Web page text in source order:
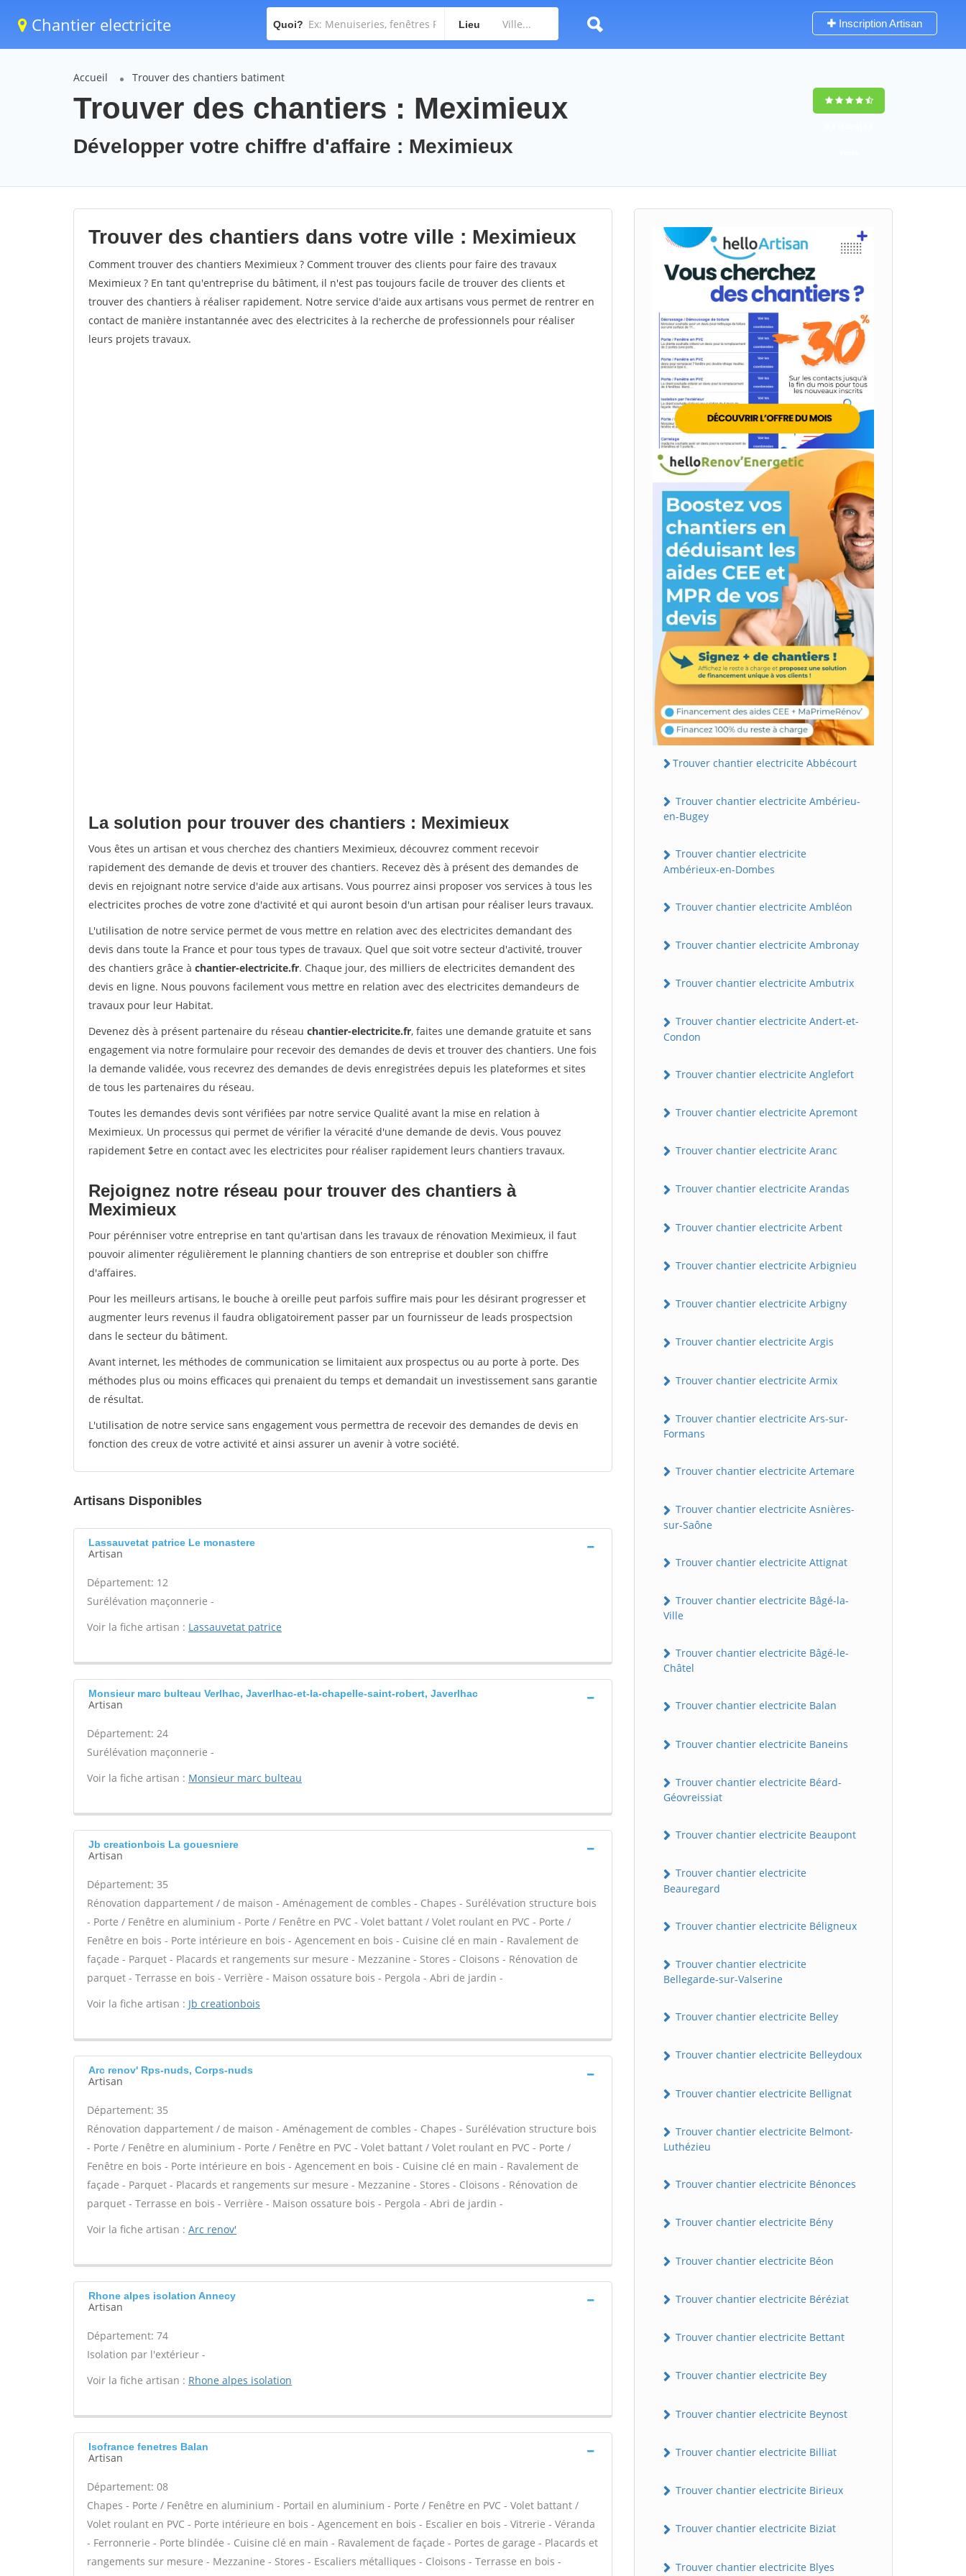
Chantier electricite Quoi? Lieu Inscription Artisan
Accueil Trouver des chantiers batiment
Trouver des chantiers : Meximieux
Développer votre chiffre d'affaire : Meximieux
Trouver des chantiers dans votre ville : Meximieux
Comment trouver des chantiers Meximieux ? Comment trouver des clients pour faire des travaux
Meximieux ? En tant qu'entreprise du bâtiment, il n'est pas toujours facile de trouver des clients et
trouver des chantiers à réaliser rapidement. Notre service d'aide aux artisans vous permet de rentrer en
contact de manière instantannée avec des electricites à la recherche de professionnels pour réaliser
leurs projets travaux.
La solution pour trouver des chantiers : Meximieux
Vous êtes un artisan et vous cherchez des chantiers Meximieux, découvrez comment recevoir
rapidement des demande de devis et trouver des chantiers. Recevez dès à présent des demandes de
devis en rejoignant notre service d'aide aux artisans. Vous pourrez ainsi proposer vos services à tous les
electricites proches de votre zone d'activité et qui auront besoin d'un artisan pour réaliser leurs travaux.
L'utilisation de notre service permet de vous mettre en relation avec des electricites demandant des
devis dans toute la France et pour tous types de travaux. Quel que soit votre secteur d'activité, trouver
des chantiers grâce à chantier-electricite.fr. Chaque jour, des milliers de electricites demandent des
devis en ligne. Nous pouvons facilement vous mettre en relation avec des electricites demandeurs de
travaux pour leur Habitat.
Devenez dès à présent partenaire du réseau chantier-electricite.fr, faites une demande gratuite et sans
engagement via notre formulaire pour recevoir des demandes de devis et trouver des chantiers. Une fois
la demande validée, vous recevrez des demandes de devis enregistrées depuis les plateformes et sites
de tous les partenaires du réseau.
Toutes les demandes devis sont vérifiées par notre service Qualité avant la mise en relation à
Meximieux. Un processus qui permet de vérifier la véracité d'une demande de devis. Vous pouvez
rapidement $etre en contact avec les electricites pour réaliser rapidement leurs chantiers travaux.
Rejoignez notre réseau pour trouver des chantiers à
Meximieux
Pour pérénniser votre entreprise en tant qu'artisan dans les travaux de rénovation Meximieux, il faut
pouvoir alimenter régulièrement le planning chantiers de son entreprise et doubler son chiffre
d'affaires.
Pour les meilleurs artisans, le bouche à oreille peut parfois suffire mais pour les désirant progresser et
augmenter leurs revenus il faudra obligatoirement passer par un fournisseur de leads prospectsion
dans le secteur du bâtiment.
Avant internet, les méthodes de communication se limitaient aux prospectus ou au porte à porte. Des
méthodes plus ou moins efficaces qui prenaient du temps et demandait un investissement sans garantie
de résultat.
L'utilisation de notre service sans engagement vous permettra de recevoir des demandes de devis en
fonction des creux de votre activité et ainsi assurer un avenir à votre société.
Artisans Disponibles
Lassauvetat patrice Le monastere
Artisan
Département: 12
Surélévation maçonnerie -
Voir la fiche artisan : Lassauvetat patrice
Monsieur marc bulteau Verlhac, Javerlhac-et-la-chapelle-saint-robert, Javerlhac
Artisan
Département: 24
Surélévation maçonnerie -
Voir la fiche artisan : Monsieur marc bulteau
Jb creationbois La gouesniere
Artisan
Département: 35
Rénovation dappartement / de maison - Aménagement de combles - Chapes - Surélévation structure bois
- Porte / Fenêtre en aluminium - Porte / Fenêtre en PVC - Volet battant / Volet roulant en PVC - Porte /
Fenêtre en bois - Porte intérieure en bois - Agencement en bois - Cuisine clé en main - Ravalement de
façade - Parquet - Placards et rangements sur mesure - Mezzanine - Stores - Cloisons - Rénovation de
parquet - Terrasse en bois - Verrière - Maison ossature bois - Pergola - Abri de jardin -
Voir la fiche artisan : Jb creationbois
Arc renov' Rps-nuds, Corps-nuds
Artisan
Département: 35
Rénovation dappartement / de maison - Aménagement de combles - Chapes - Surélévation structure bois
- Porte / Fenêtre en aluminium - Porte / Fenêtre en PVC - Volet battant / Volet roulant en PVC - Porte /
Fenêtre en bois - Porte intérieure en bois - Agencement en bois - Cuisine clé en main - Ravalement de
façade - Parquet - Placards et rangements sur mesure - Mezzanine - Stores - Cloisons - Rénovation de
parquet - Terrasse en bois - Verrière - Maison ossature bois - Pergola - Abri de jardin -
Voir la fiche artisan : Arc renov'
Rhone alpes isolation Annecy
Artisan
Département: 74
Isolation par l'extérieur -
Voir la fiche artisan : Rhone alpes isolation
Isofrance fenetres Balan
Artisan
Département: 08
Chapes - Porte / Fenêtre en aluminium - Portail en aluminium - Porte / Fenêtre en PVC - Volet battant /
Volet roulant en PVC - Porte intérieure en bois - Agencement en bois - Escalier en bois - Vitrerie - Véranda
- Ferronnerie - Porte blindée - Cuisine clé en main - Ravalement de façade - Portes de garage - Placards et
rangements sur mesure - Mezzanine - Stores - Escaliers métalliques - Cloisons - Terrasse en bois -
Trouver chantier electricite Abbécourt
Trouver chantier electricite Ambérieu-
en-Bugey
Trouver chantier electricite
Ambérieux-en-Dombes
Trouver chantier electricite Ambléon
Trouver chantier electricite Ambronay
Trouver chantier electricite Ambutrix
Trouver chantier electricite Andert-et-
Condon
Trouver chantier electricite Anglefort
Trouver chantier electricite Apremont
Trouver chantier electricite Aranc
Trouver chantier electricite Arandas
Trouver chantier electricite Arbent
Trouver chantier electricite Arbignieu
Trouver chantier electricite Arbigny
Trouver chantier electricite Argis
Trouver chantier electricite Armix
Trouver chantier electricite Ars-sur-
Formans
Trouver chantier electricite Artemare
Trouver chantier electricite Asnières-
sur-Saône
Trouver chantier electricite Attignat
Trouver chantier electricite Bâgé-la-
Ville
Trouver chantier electricite Bâgé-le-
Châtel
Trouver chantier electricite Balan
Trouver chantier electricite Baneins
Trouver chantier electricite Béard-
Géovreissiat
Trouver chantier electricite Beaupont
Trouver chantier electricite
Beauregard
Trouver chantier electricite Béligneux
Trouver chantier electricite
Bellegarde-sur-Valserine
Trouver chantier electricite Belley
Trouver chantier electricite Belleydoux
Trouver chantier electricite Bellignat
Trouver chantier electricite Belmont-
Luthézieu
Trouver chantier electricite Bénonces
Trouver chantier electricite Bény
Trouver chantier electricite Béon
Trouver chantier electricite Béréziat
Trouver chantier electricite Bettant
Trouver chantier electricite Bey
Trouver chantier electricite Beynost
Trouver chantier electricite Billiat
Trouver chantier electricite Birieux
Trouver chantier electricite Biziat
Trouver chantier electricite Blyes